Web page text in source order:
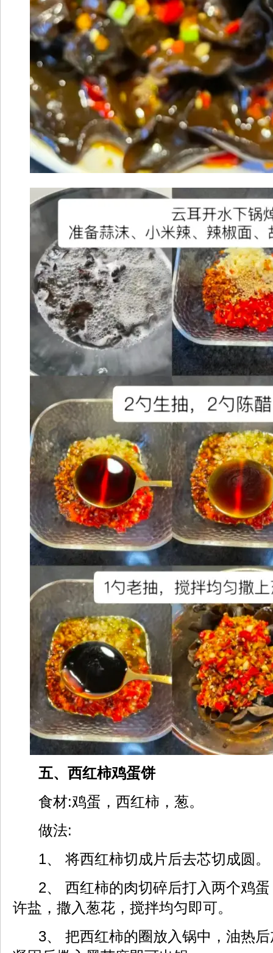
五、西红柿鸡蛋饼
食材:鸡蛋，西红柿，葱。
做法:
1、 将西红柿切成片后去芯切成圆。
2、 西红柿的肉切碎后打入两个鸡
许盐，撒入葱花，搅拌均匀即可。
3、 把西红柿的圈放入锅中，油热